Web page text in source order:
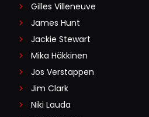
Gilles Villeneuve
James Hunt
Jackie Stewart
Mika Häkkinen
Jos Verstappen
Jim Clark
Niki Lauda